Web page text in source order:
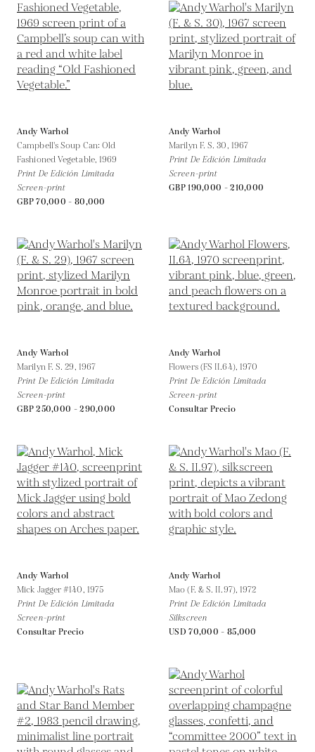
Andy Warhol
Campbell's Soup Can: Old
Fashioned Vegetable,1969
Print De Edición Limitada
Screen-print
GBP 70,000 - 80,000
Andy Warhol
Marilyn F. S. 30, 1967
Print De Edición Limitada
Screen-print
GBP 190,000 - 210,000
Andy Warhol
Marilyn F. S. 29, 1967
Print De Edición Limitada
Screen-print
GBP 250,000 - 290,000
Andy Warhol
Flowers (FS II.64), 1970
Print De Edición Limitada
Screen-print
Consultar Precio
Andy Warhol
Mick Jagger #140, 1975
Print De Edición Limitada
Screen-print
Consultar Precio
Andy Warhol
Mao (F. & S. II.97),1972
Print De Edición Limitada
Silkscreen
USD 70,000 - 85,000